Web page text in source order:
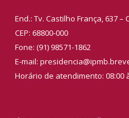
End.: Tv. Castilho França, 637
CEP: 68800-000
Fone: (91) 98571-1862
E-mail:
Horário de atendimento: 08:00